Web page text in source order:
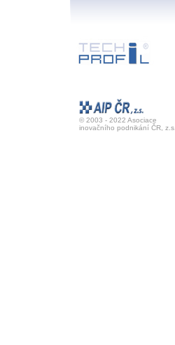
© 2003 - 2022 Asociace
inovačního podnikání ČR, z.s.